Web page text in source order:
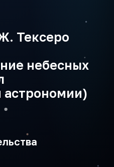
Тексеро
небесных
астрономии)